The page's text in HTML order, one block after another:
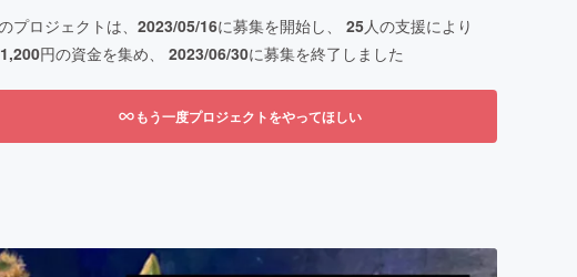
プロジェクトは、 2023/05/16に募集を開始し、 25人の支援により
円の資金を集め、 2023/06/30に募集を終了しました
もう一度プロジェクトをやってほしい